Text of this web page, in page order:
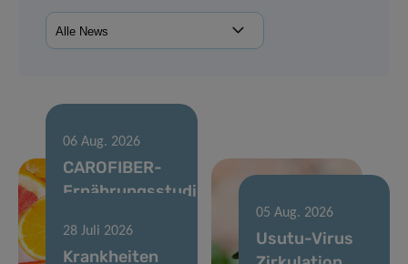
06 Aug. 2026
CAROFIBER-
Ernährungsstudie
Optimierung
05 Aug. 2026
Usutu-Virus
28 Juli 2026
Krankheiten